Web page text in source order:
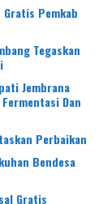
Pemkab
Tegaskan
Jembrana
Dan
Perbaikan
Bendesa
Gratis